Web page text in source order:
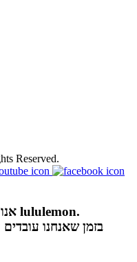
Reserved.
אנו מרעננים את חוויית הקנייה באתר lululemon.
בזמן שאנחנו